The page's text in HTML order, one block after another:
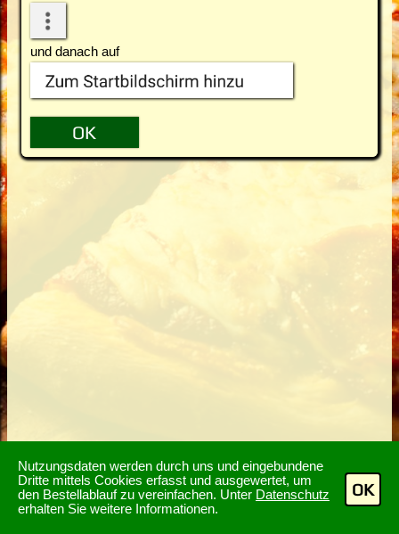
Nutzungsdaten werden durch uns und eingebundene
Dritte mittels Cookies erfasst und ausgewertet, um
den Bestellablauf zu vereinfachen. Unter Datenschutz
erhalten Sie weitere Informationen.
OK
und danach auf